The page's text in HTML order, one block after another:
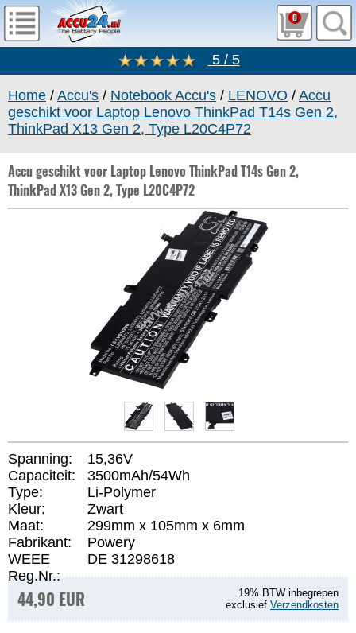
0
5 / 5
Home / Accu's / Notebook Accu's / LENOVO / Accu
geschikt voor Laptop Lenovo ThinkPad T14s Gen 2,
ThinkPad X13 Gen 2, Type L20C4P72
Accu geschikt voor Laptop Lenovo ThinkPad T14s Gen 2,
ThinkPad X13 Gen 2, Type L20C4P72
Spanning:
15,36V
Capaciteit:
3500mAh/54Wh
Type:
Li-Polymer
Kleur:
Zwart
Maat:
299mm x 105mm x 6mm
Fabrikant:
Powery
WEEE
Reg.Nr.:
DE 31298618
44,90 EUR
19% BTW inbegrepen
exclusief Verzendkosten